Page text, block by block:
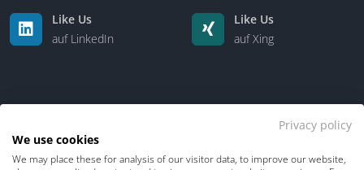
Like Us
auf LinkedIn
Like Us
auf Xing
Kontakt Über uns
Privacy policy
We use cookies
We may place these for analysis of our visitor data, to improve our website,